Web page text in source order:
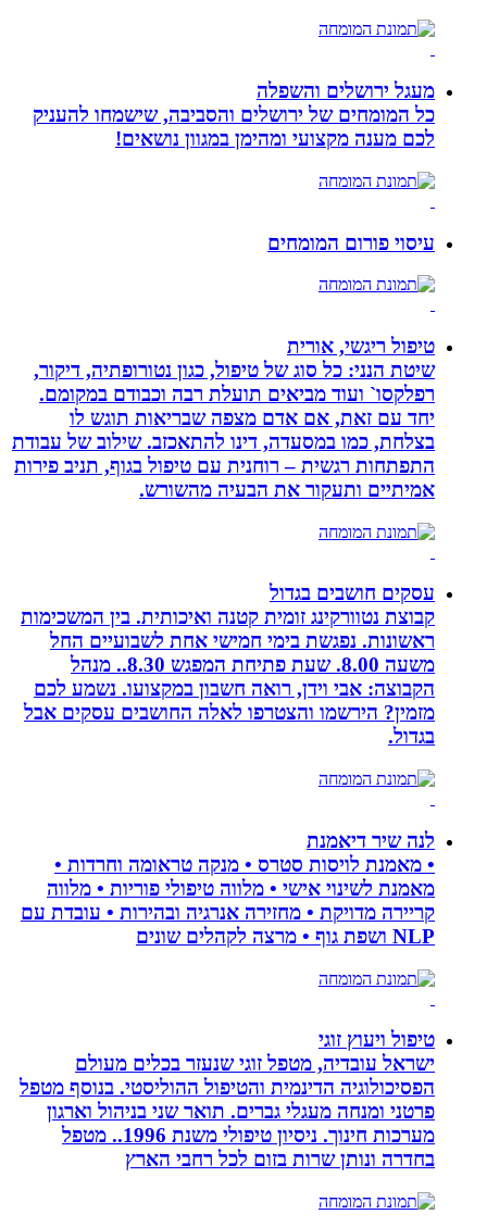
מעגל ירושלים והשפלה
כל המומחים של ירושלים והסביבה, שישמחו להעניק
לכם מענה מקצועי ומהימן במגוון נושאים!
עיסוי פורום המומחים
טיפול ריגשי, אורית
שיטת הנני: כל סוג של טיפול, כגון נטורופתיה, דיקור,
רפלקסו` ועוד מביאים תועלת רבה וכבודם במקומם.
יחד עם זאת, אם אדם מצפה שבריאות תוגש לו
בצלחת, כמו במסעדה, דינו להתאכזב. שילוב של עבודת
התפתחות רגשית – רוחנית עם טיפול בגוף, תניב פירות
אמיתיים ותעקור את הבעיה מהשורש.
עסקים חושבים בגדול
קבוצת נטוורקינג זומית קטנה ואיכותית. בין המשכימות
ראשונות. נפגשת בימי חמישי אחת לשבועיים החל
משעה 8.00. שעת פתיחת המפגש 8.30.. מנהל
הקבוצה: אבי וידן, רואה חשבון במקצועו. נשמע לכם
מזמין? הירשמו והצטרפו לאלה החושבים עסקים אבל
בגדול.
לנה שיר דיאמנת
• מאמנת לויסות סטרס • מנקה טראומה וחרדות •
מאמנת לשינוי אישי • מלווה טיפולי פוריות • מלווה
קריירה מדויקת • מחזירה אנרגיה ובהירות • עובדת עם
טיפול ויעוץ זוגי
ישראל עובדיה, מטפל זוגי שנעזר בכלים מעולם
הפסיכולוגיה הדינמית והטיפול ההוליסטי. בנוסף מטפל
פרטני ומנחה מעגלי גברים. תואר שני בניהול וארגון
מערכות חינוך. ניסיון טיפולי משנת 1996.. מטפל
בחדרה ונותן שרות בזום לכל רחבי הארץ